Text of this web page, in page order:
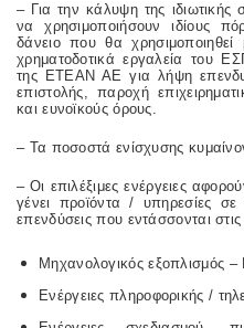
– Για την κάλυψη της ιδιωτικής
να χρησιμοποιήσουν ιδίους
δάνειο που θα
χρηματοδοτικά εργαλεία του
της ΕΤΕΑΝ ΑΕ για λήψη
επιστολής, παροχή
και ευνοϊκούς όρους.
– Τα ποσοστά ενίσχυσης
– Οι επιλέξιμες ενέργειες
γένει προϊόντα / υπηρεσίες σε
επενδύσεις που εντάσσονται στις
Μηχανολογικός εξοπλισμός –
Ενέργειες πληροφορικής /